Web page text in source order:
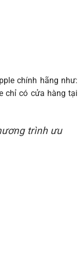
chính hãng như:
chỉ có cửa hàng tại
trình ưu